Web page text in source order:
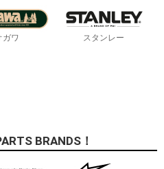
ガワ スタンレー
BRANDS！